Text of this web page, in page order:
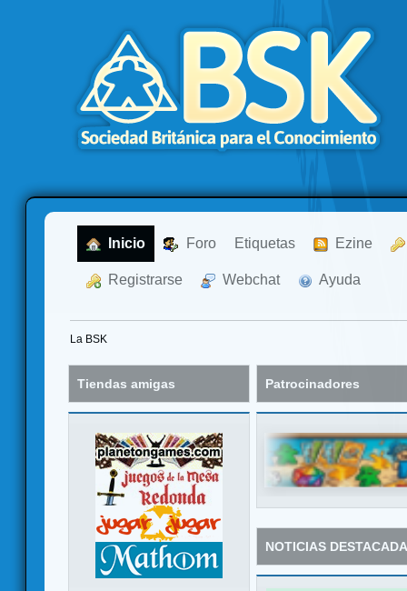
Inicio Foro Etiquetas Ezine
Registrarse Webchat Ayuda
La BSK
Tiendas amigas Patrocinadores
NOTICIAS